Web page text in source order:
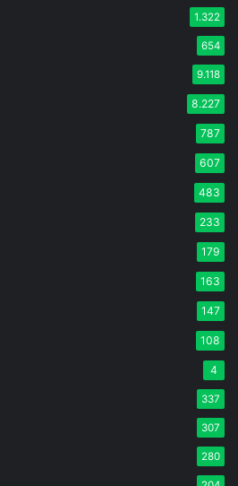
1.322
654
9.118
8.227
787
607
483
233
179
163
147
108
4
337
307
280